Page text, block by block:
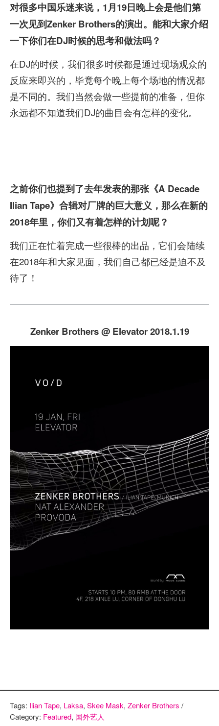
对很多中国乐迷来说，1月19日晚上会是他们第
一次见到Zenker Brothers的演出。能和大家介绍
一下你们在DJ时候的思考和做法吗？
在DJ的时候，我们很多时候都是通过现场观众的
反应来即兴的，毕竟每个晚上每个场地的情况都
是不同的。我们当然会做一些提前的准备，但你
永远都不知道我们DJ的曲目会有怎样的变化。
之前你们也提到了去年发表的那张《A Decade
Ilian Tape》合辑对厂牌的巨大意义，那么在新的
2018年里，你们又有着怎样的计划呢？
我们正在忙着完成一些很棒的出品，它们会陆续
在2018年和大家见面，我们自己都已经是迫不及
待了！
Zenker Brothers @ Elevator 2018.1.19
Tags: Ilian Tape, Laksa, Skee Mask, Zenker Brothers /
Category: Featured, 国外艺人